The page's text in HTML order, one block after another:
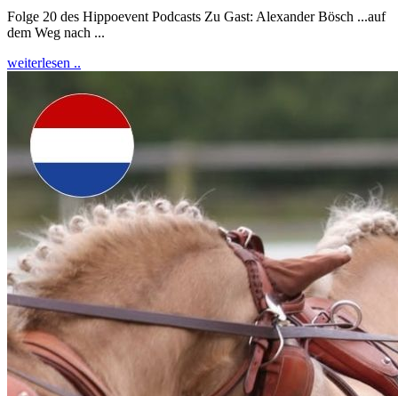
Folge 20 des Hippoevent Podcasts Zu Gast: Alexander Bösch ...auf
dem Weg nach ...
weiterlesen ..